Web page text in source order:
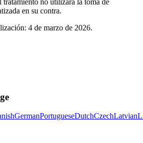
en su contra.
4 de marzo de 2026.
GermanPortugueseDutchCzechLatvian